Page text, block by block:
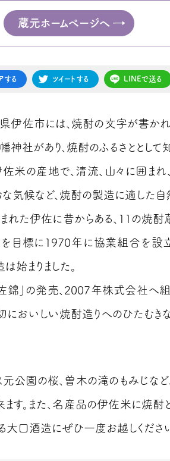
蔵元ホームページへ
する ツイートする LINEで送る
伊佐市には、焼酎の文字が書か
社があり、焼酎のふるさととして知
米の産地で、清流、山々に囲まれ
気候など、焼酎の製造に適した自
れた伊佐に昔からある、11の焼酎
目標に1970年に協業組合を設
始まりました。
錦」の発売、2007年株式会社へ
においしい焼酎造りへのひたむき
公園の桜、曽木の滝のもみじなど
す。また、名産品の伊佐米に焼酎
大口酒造にぜひ一度お越しください